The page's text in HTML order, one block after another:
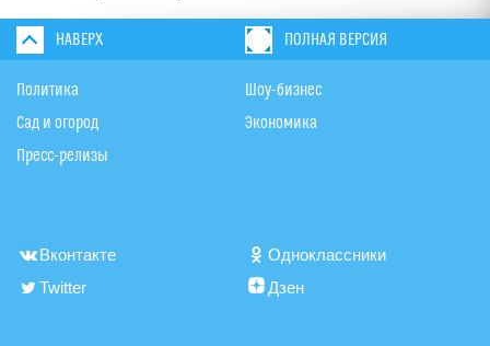
НАВЕРХ ПОЛНАЯ ВЕРСИЯ
Политика
Сад и огород
Пресс-релизы
Шоу-бизнес
Экономика
Вконтакте
Одноклассники
Twitter
Дзен